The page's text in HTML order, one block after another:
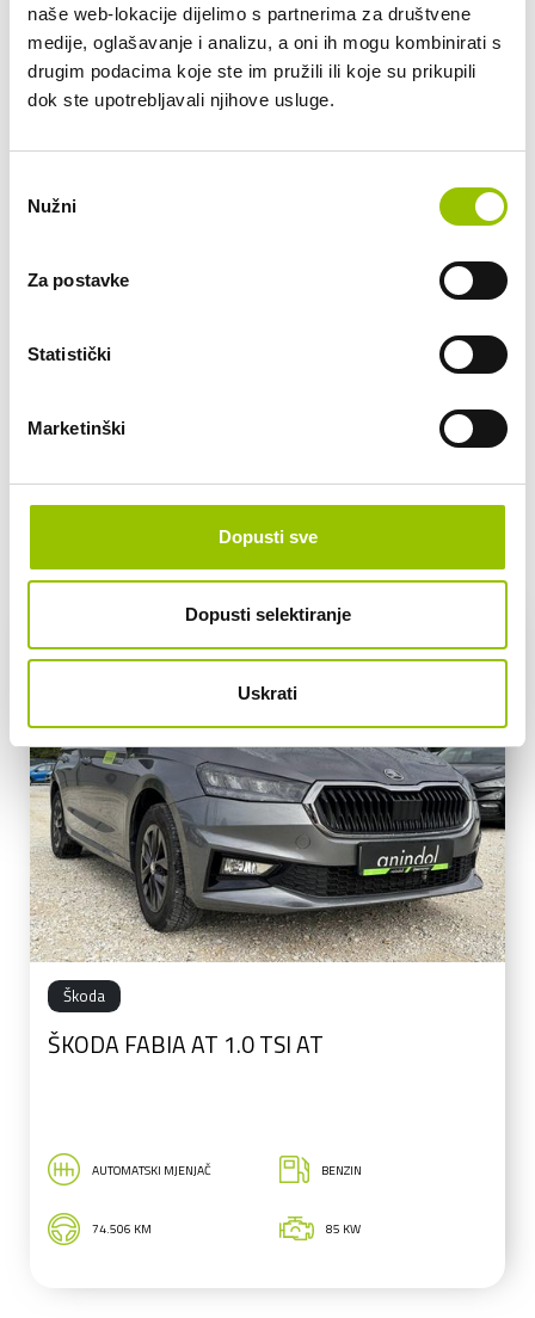
naše web-lokacije dijelimo s partnerima za društvene
medije, oglašavanje i analizu, a oni ih mogu kombinirati s
drugim podacima koje ste im pružili ili koje su prikupili
dok ste upotrebljavali njihove usluge.
pristanka
Nužni
Za postavke
Statistički
Marketinški
Dopusti sve
Dopusti selektiranje
Uskrati
Planirana mjesečna kilometraža:
do 800 km
do 2.000 km
do 5.000 km
Pretežno područje korištenja/lokacije vozila (npr.
Zagrebačka županija i jednom mjesečno put u Sloveniju):
VOZILA U PONUDI
Škoda
ŠKODA FABIA AT 1.0 TSI AT
AUTOMATSKI MJENJAČ BENZIN
74.506 KM 85 KW